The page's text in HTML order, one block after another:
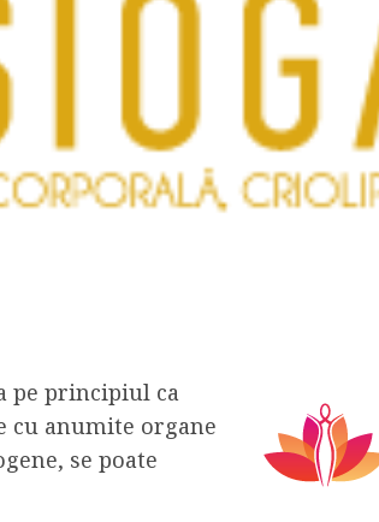
pe principiul ca
cu anumite organe
se poate